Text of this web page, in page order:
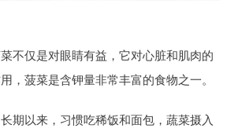
不仅是对眼睛有益，它对心脏和肌肉的
，菠菜是含钾量非常丰富的食物之一。
期以来，习惯吃稀饭和面包，蔬菜摄入